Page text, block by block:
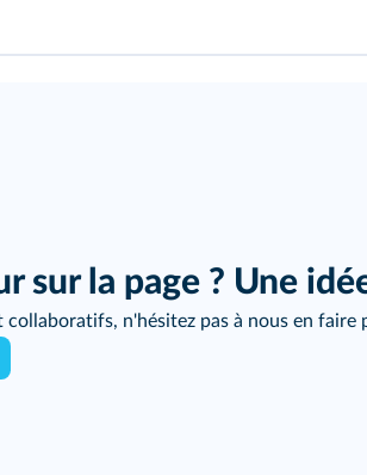
sur la page ? Une
collaboratifs, n'hésitez pas à nous en faire